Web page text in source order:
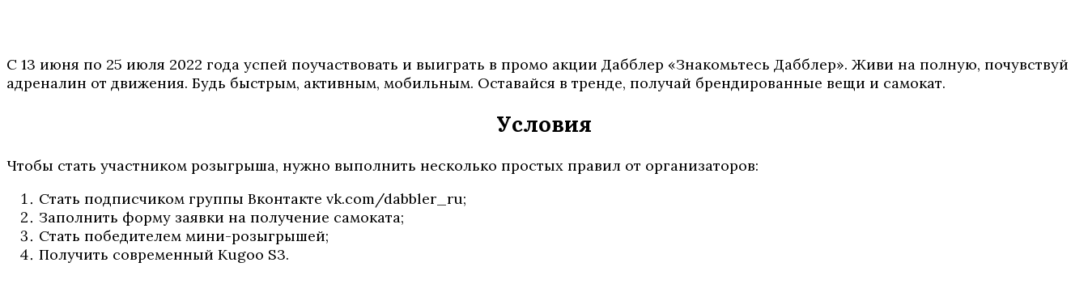
С 13 июня по 25 июля 2022 года успей поучаствовать и выиграть в промо акции Дабблер «Знакомьтесь Дабблер». Живи на полную, почувствуй
адреналин от движения. Будь быстрым, активным, мобильным. Оставайся в тренде, получай брендированные вещи и самокат.
Условия
Чтобы стать участником розыгрыша, нужно выполнить несколько простых правил от организаторов:
Стать подписчиком группы Вконтакте vk.com/dabbler_ru;
Заполнить форму заявки на получение самоката;
Стать победителем мини-розыгрышей;
Получить современный Kugoo S3.